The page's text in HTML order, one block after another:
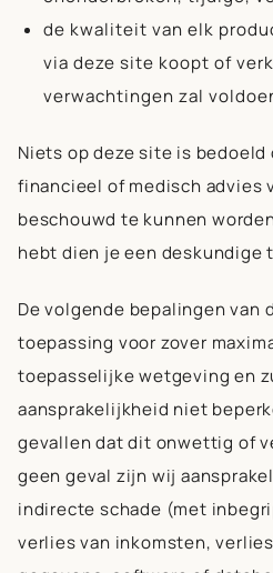
de kwaliteit van elk
via deze site koopt of
verwachtingen zal
Niets op deze site is bedoeld
financieel of medisch advies
beschouwd te kunnen
hebt dien je een deskundige
De volgende bepalingen van
toepassing voor zover
toepasselijke wetgeving en
aansprakelijkheid niet
gevallen dat dit onwettig of
geen geval zijn wij
indirecte schade (met
verlies van inkomsten,